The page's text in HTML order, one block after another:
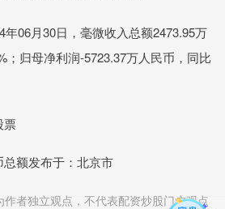
06月30日，毫微收入总额2473.95万
；归母净利润-5723.37万人民币，同比
票
额发布于：北京市
作者独立观点，不代表配资炒股门户观点